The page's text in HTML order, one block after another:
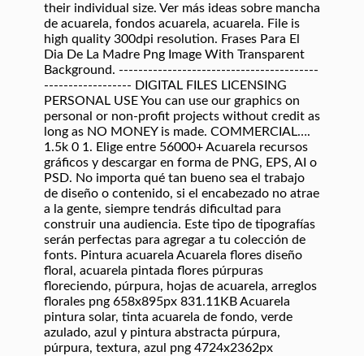
their individual size. Ver más ideas sobre mancha
de acuarela, fondos acuarela, acuarela. File is
high quality 300dpi resolution. Frases Para El
Dia De La Madre Png Image With Transparent
Background. -----------------------------------------
------------------ DIGITAL FILES LICENSING
PERSONAL USE You can use our graphics on
personal or non-profit projects without credit as
long as NO MONEY is made. COMMERCIAL….
1.5k 0 1. Elige entre 56000+ Acuarela recursos
gráficos y descargar en forma de PNG, EPS, AI o
PSD. No importa qué tan bueno sea el trabajo
de diseño o contenido, si el encabezado no atrae
a la gente, siempre tendrás dificultad para
construir una audiencia. Este tipo de tipografías
serán perfectas para agregar a tu colección de
fonts. Pintura acuarela Acuarela flores diseño
floral, acuarela pintada flores púrpuras
floreciendo, púrpura, hojas de acuarela, arreglos
florales png 658x895px 831.11KB Acuarela
pintura solar, tinta acuarela de fondo, verde
azulado, azul y pintura abstracta púrpura,
púrpura, textura, azul png 4724x2362px